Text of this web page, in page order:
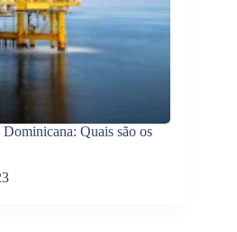
Quais são os